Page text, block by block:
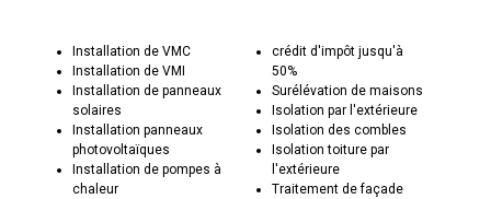
Installation de VMC
Installation de VMI
Installation de panneaux
solaires
Installation panneaux
photovoltaïques
Installation de pompes à
chaleur
crédit d'impôt jusqu'à
50%
Surélévation de maisons
Isolation par l'extérieure
Isolation des combles
Isolation toiture par
l'extérieure
Traitement de façade